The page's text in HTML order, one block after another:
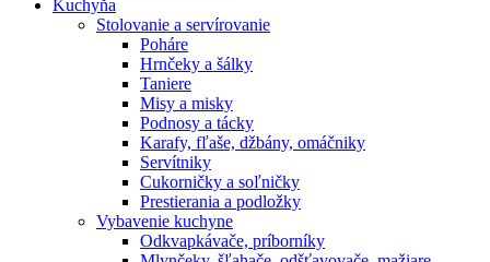
Kuchyňa
Stolovanie a servírovanie
Poháre
Hrnčeky a šálky
Taniere
Misy a misky
Podnosy a tácky
Karafy, fľaše, džbány, omáčniky
Servítniky
Cukorničky a soľničky
Prestierania a podložky
Vybavenie kuchyne
Odkvapkávače, príborníky